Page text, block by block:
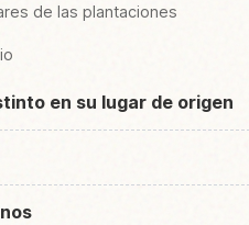
de las plantaciones
en su lugar de origen